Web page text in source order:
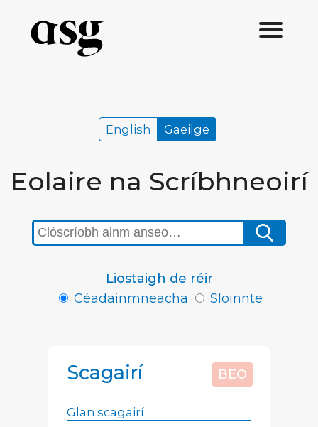
Eolaire na Scríbhneoirí
English Gaeilge
Liostaigh de réir
Céadainmneacha
Sloinnte
Scagairí BEO
Glan scagairí